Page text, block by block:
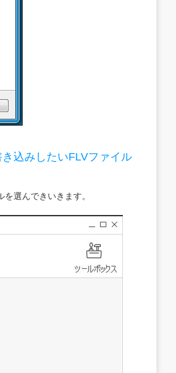
込みしたいFLVファイル
選んできいきます。